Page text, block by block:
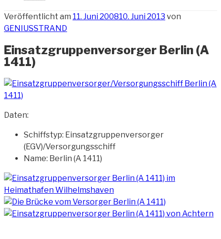
Veröffentlicht am 11. Juni 200810. Juni 2013 von
GENIUSSTRAND
Einsatzgruppenversorger Berlin (A
1411)
Daten:
Schiffstyp: Einsatzgruppenversorger
(EGV)/Versorgungsschiff
Name: Berlin (A 1411)